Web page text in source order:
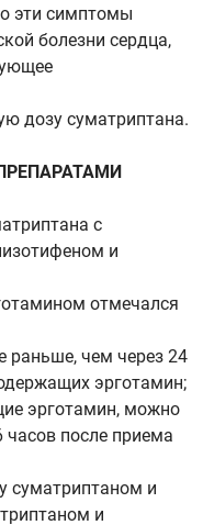
эти симптомы
болезни сердца,
дозу суматриптана.
с
и
отмечался
раньше, чем через 24
эрготамин;
эрготамин, можно
часов после приема
суматриптаном и
и